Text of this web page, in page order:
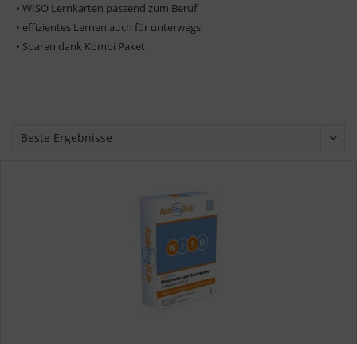
• WISO Lernkarten passend zum Beruf
• effizientes Lernen auch für unterwegs
• Sparen dank Kombi Paket